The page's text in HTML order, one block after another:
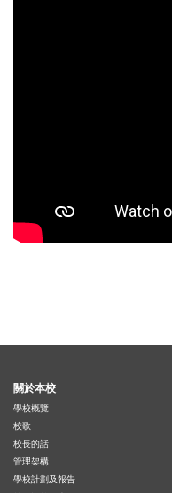
關於本校
學校概覽
校歌
校長的話
管理架構
學校計劃及報告